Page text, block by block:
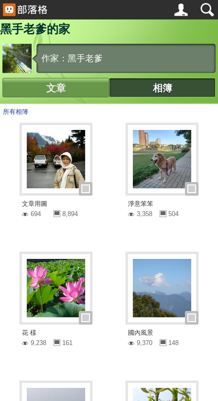
黑手老爹的家
作家：黑手老爹
文章 相簿
所有相簿
文章用圖
694
8,894
淨意笨笨
3,358
504
花 樣
9,238
161
國內風景
9,370
148